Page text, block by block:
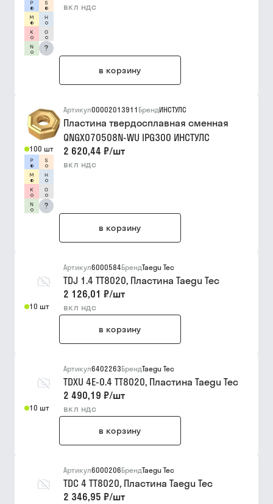
?
вкл ндс
в корзину
100 шт
?
Артикул00002013911 БрендИНСТУЛС
Пластина твердосплавная сменная
QNGX070508N-WU IPG300 ИНСТУЛС
2 620,44 ₽/шт
вкл ндс
в корзину
10 шт
Артикул6000584БрендTaegu Tec
TDJ 1.4 TT8020, Пластина Taegu Tec
2 126,01 ₽/шт
вкл ндс
в корзину
10 шт
Артикул6402263БрендTaegu Tec
TDXU 4E-0.4 TT8020, Пластина Taegu Tec
2 490,19 ₽/шт
вкл ндс
в корзину
Артикул6000206БрендTaegu Tec
TDC 4 TT8020, Пластина Taegu Tec
2 346,95 ₽/шт